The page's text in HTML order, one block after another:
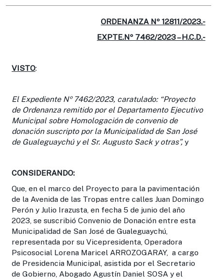
t
o
ORDENANZA Nº 12811/2023.-
EXPTE.Nº 7462/2023 – H.C.D.-
VISTO:
El Expediente Nº 7462/2023, caratulado: “Proyecto
de Ordenanza remitido por el Departamento Ejecutivo
Municipal sobre Homologación de convenio de
donación suscripto por la Municipalidad de San José
de Gualeguaychú y el Sr. Augusto Sack y otras”,y
CONSIDERANDO:
Que, en el marco del Proyecto para la pavimentación
de la Avenida de las Tropas entre calles Juan Domingo
Perón y Julio Irazusta, en fecha 5 de junio del año
2023, se suscribió Convenio de Donación entre esta
Municipalidad de San José de Gualeguaychú,
representada por su Vicepresidenta, Operadora
Psicosocial Lorena Maricel ARROZOGARAY, a cargo
de Presidencia Municipal, asistida por el Secretario
de Gobierno, Abogado Agustín Daniel SOSA y el